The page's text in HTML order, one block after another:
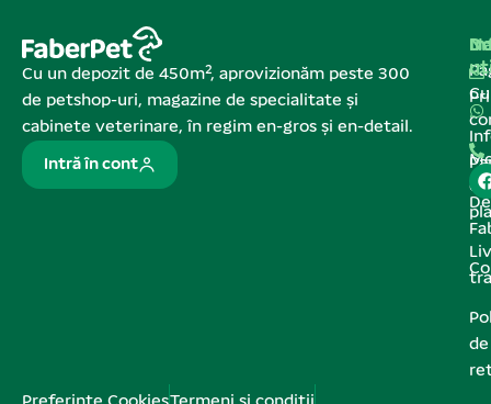
Cu un depozit de 450m², aprovizionăm peste 300
de petshop-uri, magazine de specialitate și
cabinete veterinare, în regim en-gros și en-detail.
Intră în cont
de
de